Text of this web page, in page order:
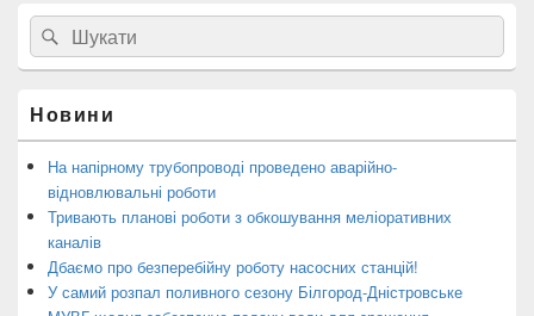
Головна
бокова
панель
віджетів
Search
for:
Пошук
Новини
На напірному трубопроводі проведено аварійно-
відновлювальні роботи
Тривають планові роботи з обкошування меліоративних
каналів
Дбаємо про безперебійну роботу насосних станцій!
У самий розпал поливного сезону Білгород-Дністровське